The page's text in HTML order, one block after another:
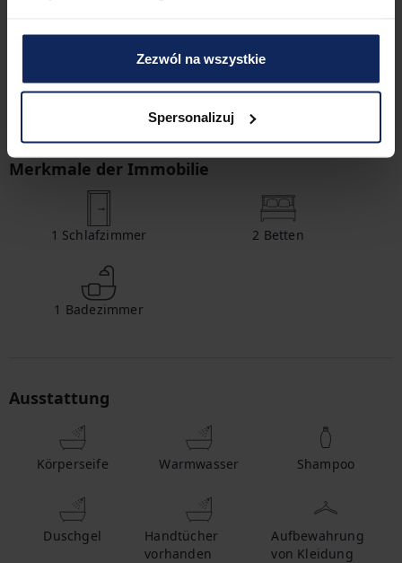
Zezwól na wszystkie
Spersonalizuj
Check-in und Check-out
Check-out: 11:00
Merkmale der Immobilie
1 Schlafzimmer 2 Betten
1 Badezimmer
Ausstattung
Körperseife Warmwasser Shampoo
Duschgel
Handtücher
vorhanden
Aufbewahrung
von Kleidung